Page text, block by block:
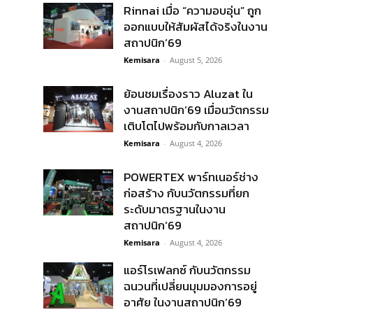
Rinnai เมื่อ “ความอบอุ่น” ถูก
ออกแบบให้สัมผัสได้จริงในงาน
สถาปนิก’69
Kemisara - August 5, 2026
ย้อนชมเรื่องราว Aluzat ใน
งานสถาปนิก’69 เมื่อนวัตกรรม
เติบโตไปพร้อมกับกาลเวลา
Kemisara - August 4, 2026
POWERTEX พาร์ทเนอร์ช่าง
ก่อสร้าง กับนวัตกรรมที่ยก
ระดับมาตรฐานในงาน
สถาปนิก’69
Kemisara - August 4, 2026
แอร์โรเฟลกซ์ กับนวัตกรรม
ฉนวนที่เปลี่ยนมุมมองการอยู่
อาศัย ในงานสถาปนิก’69